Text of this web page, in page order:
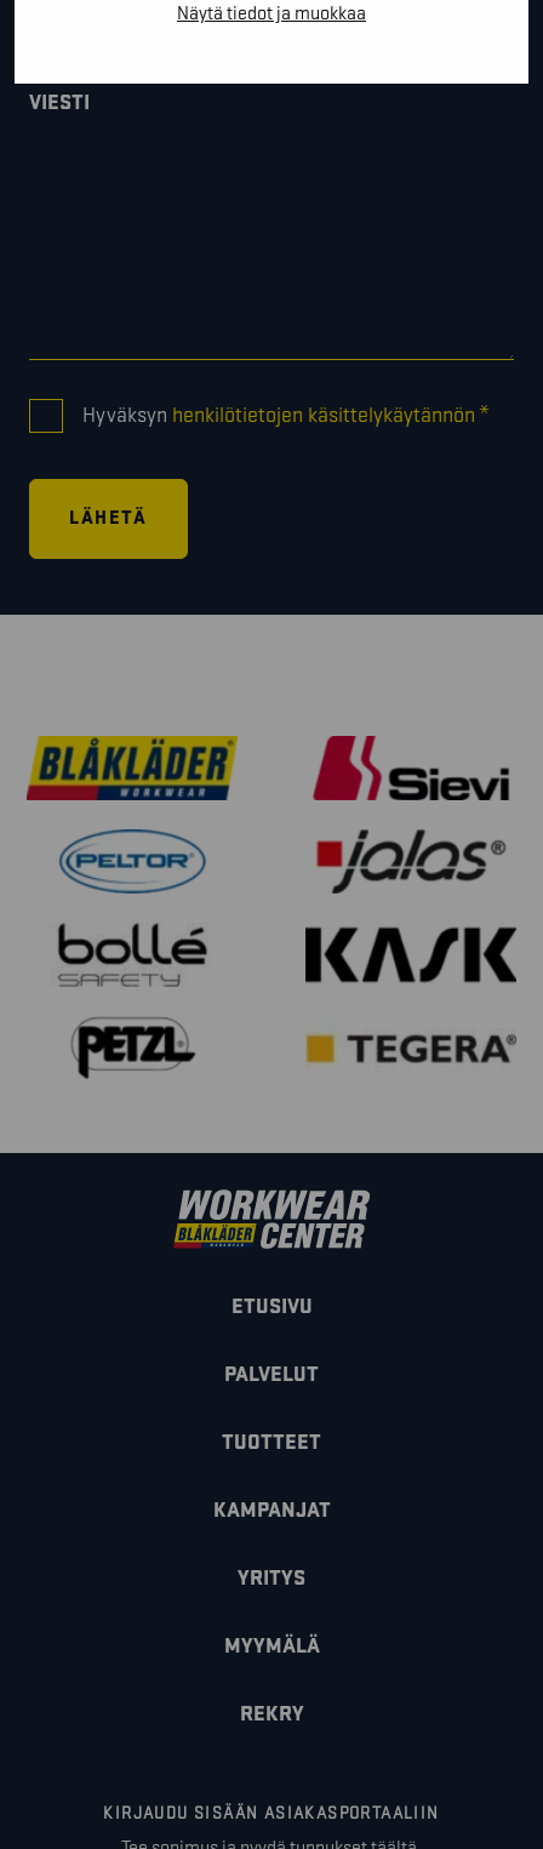
Näytä tiedot ja muokkaa
VIESTI
Hyväksyn henkilötietojen käsittelykäytännön *
ETUSIVU
PALVELUT
TUOTTEET
KAMPANJAT
YRITYS
MYYMÄLÄ
REKRY
KIRJAUDU SISÄÄN ASIAKASPORTAALIIN